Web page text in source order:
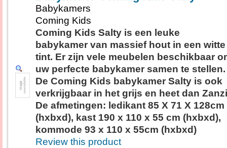
Babykamers
Coming Kids
Coming Kids Salty is een leuke
babykamer van massief hout in een witte
tint. Er zijn vele meubelen beschikbaar
uw perfecte babykamer samen te stellen.
De Coming Kids babykamer Salty is ook
verkrijgbaar in het grijs en heet dan
De afmetingen: ledikant 85 X 71 X 128cm
(hxbxd), kast 190 x 110 x 55 cm (hxbxd),
kommode 93 x 110 x 55cm (hxbxd)
Review this product